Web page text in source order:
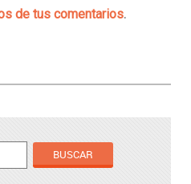
de tus comentarios.